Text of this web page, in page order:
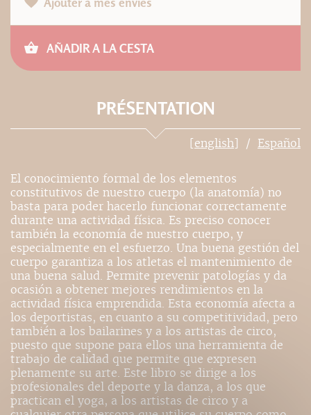
AÑADIR A LA CESTA
PRÉSENTATION
[english] Español
El conocimiento formal de los elementos
constitutivos de nuestro cuerpo (la anatomía) no
basta para poder hacerlo funcionar correctamente
durante una actividad física. Es preciso conocer
también la economía de nuestro cuerpo, y
especialmente en el esfuerzo. Una buena gestión del
cuerpo garantiza a los atletas el mantenimiento de
una buena salud. Permite prevenir patologías y da
ocasión a obtener mejores rendimientos en la
actividad física emprendida. Esta economía afecta a
los deportistas, en cuanto a su competitividad, pero
también a los bailarines y a los artistas de circo,
puesto que supone para ellos una herramienta de
trabajo de calidad que permite que expresen
plenamente su arte. Este libro se dirige a los
profesionales del deporte y la danza, a los que
practican el yoga, a los artistas de circo y a